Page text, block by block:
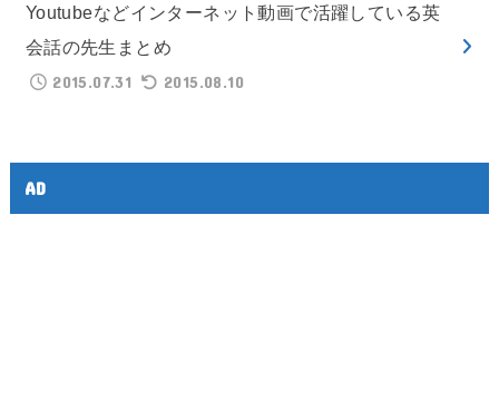
Youtubeなどインターネット動画で活躍している英
会話の先生まとめ
2015.07.31
2015.08.10
AD